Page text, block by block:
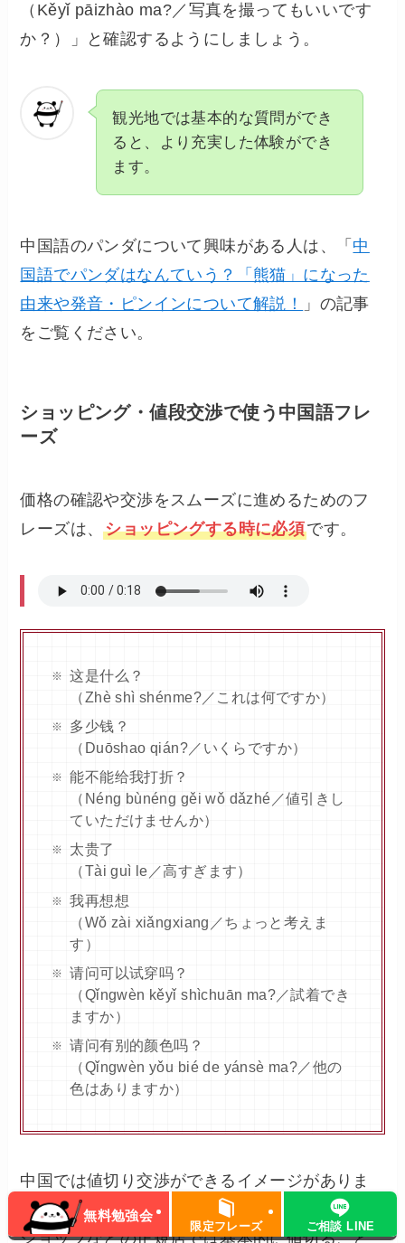
（Kěyǐ pāizhào ma?／写真を撮ってもいいです
か？）」と確認するようにしましょう。
観光地では基本的な質問ができ
ると、より充実した体験ができ
ます。
中国語のパンダについて興味がある人は、「 中
国語でパンダはなんていう？「熊猫」になった
由来や発音・ピンインについて解説！
」の記事
をご覧ください。
ショッピング・値段交渉で使う中国語フレ
ーズ
価格の確認や交渉をスムーズに進めるためのフ
レーズは、ショッピングする時に必須です。
这是什么？
（Zhè shì shénme?／これは何ですか）
多少钱？
（Duōshao qián?／いくらですか）
能不能给我打折？
（Néng bùnéng gěi wǒ dǎzhé／値引きし
ていただけませんか）
太贵了
（Tài guì le／高すぎます）
我再想想
（Wǒ zài xiǎngxiang／ちょっと考えま
す）
请问可以试穿吗？
（Qǐngwèn kěyǐ shìchuān ma?／試着でき
ますか）
请问有别的颜色吗？
（Qǐngwèn yǒu bié de yánsè ma?／他の
色はありますか）
中国では値切り交渉ができるイメージがありま
すが、百貨店やショッピングモール、ブランド
ショップなどの正規店では基本的に値切ること
無料勉強会
限定フレーズ ご相談 LINE